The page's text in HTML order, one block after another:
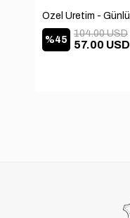
%45 57.00 USD
104.00 USD